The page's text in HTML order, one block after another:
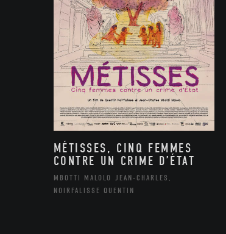
MÉTISSES, CINQ FEMMES
CONTRE UN CRIME D’ÉTAT
MBOTTI MALOLO JEAN-CHARLES,
NOIRFALISSE QUENTIN